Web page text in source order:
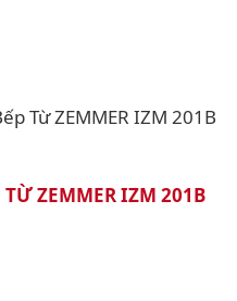
Từ ZEMMER IZM 201B
ZEMMER IZM 201B